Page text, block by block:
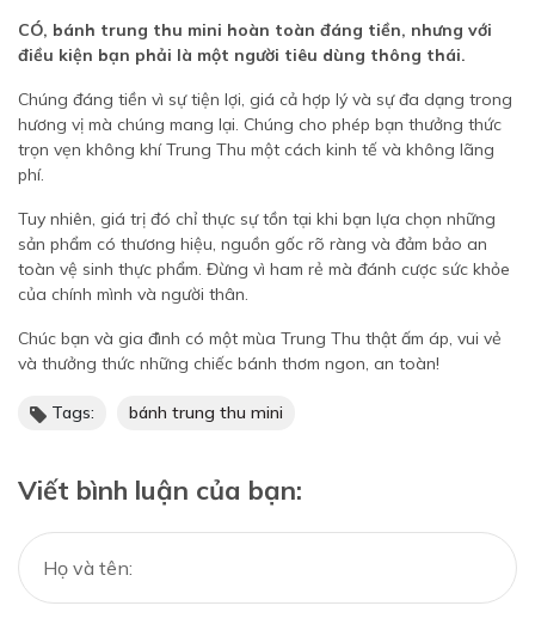
CÓ, bánh trung thu mini hoàn toàn đáng tiền, nhưng với
điều kiện bạn phải là một người tiêu dùng thông thái.
Chúng đáng tiền vì sự tiện lợi, giá cả hợp lý và sự đa dạng trong
hương vị mà chúng mang lại. Chúng cho phép bạn thưởng thức
trọn vẹn không khí Trung Thu một cách kinh tế và không lãng
phí.
Tuy nhiên, giá trị đó chỉ thực sự tồn tại khi bạn lựa chọn những
sản phẩm có thương hiệu, nguồn gốc rõ ràng và đảm bảo an
toàn vệ sinh thực phẩm. Đừng vì ham rẻ mà đánh cược sức khỏe
của chính mình và người thân.
Chúc bạn và gia đình có một mùa Trung Thu thật ấm áp, vui vẻ
và thưởng thức những chiếc bánh thơm ngon, an toàn!
Tags: bánh trung thu mini
Viết bình luận của bạn: